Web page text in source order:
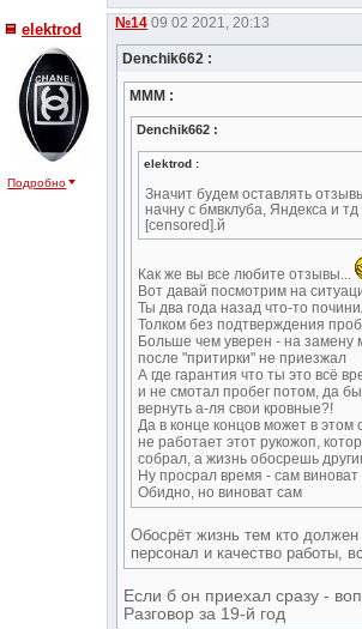
elektrod
Подробно
№14 09 02 2021, 20:13
Denchik662 :
МММ :
Denchik662 :
elektrod :
Значит будем оставлять
начну с бмвклуба, Яндекса и
[censored].й
Как же вы все любите отзывы...
Вот давай посмотрим на
Ты два года назад что-то
Толком без подтверждения
Больше чем уверен - на замену
после "притирки" не приезжал
А где гарантия что ты это всё
и не смотал пробег потом, да
вернуть а-ля свои кровные?!
Да в конце концов может в этом
не работает этот рукожоп,
собрал, а жизнь обосрешь
Ну просрал время - сам виноват
Обидно, но виноват сам
Обосрёт жизнь тем кто должен
персонал и качество работы,
Если б он приехал сразу -
Разговор за 19-й год